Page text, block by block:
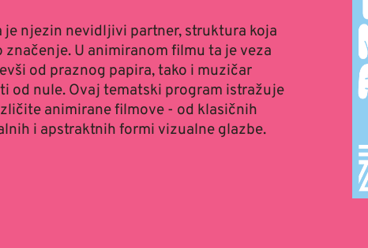
njezin nevidljivi partner, struktura koja
U animiranom filmu ta je veza
od praznog papira, tako i muzičar
od nule. Ovaj tematski program istražuje
animirane filmove - od klasičnih
i apstraktnih formi vizualne glazbe.